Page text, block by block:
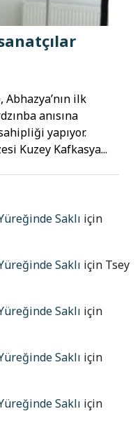
Abhazya’nın ilk
anısına
yapıyor.
Kuzey Kafkasya...
Saklı için
Saklı için Tsey
Saklı için
Saklı için
Saklı için